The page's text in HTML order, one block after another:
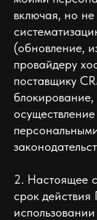
включая, но
(обновление,
провайдеру
поставщику
2. Настоящее
срок действия